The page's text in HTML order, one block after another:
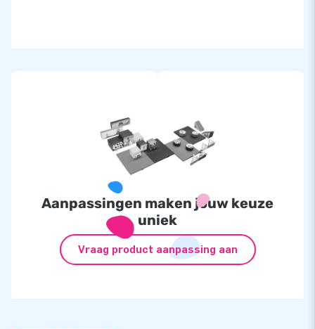
Aanpassingen maken jouw keuze
uniek
Vraag product aanpassing aan